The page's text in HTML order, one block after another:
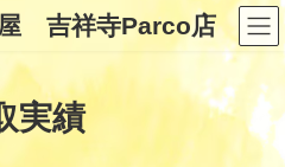
吉祥寺Parco店
実績